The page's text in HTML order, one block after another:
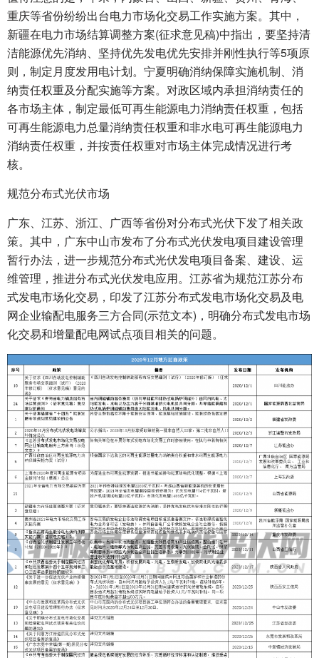
重庆等省份纷纷出台电力市场化交易工作实施方案。其中，
新疆在电力市场结算调整方案(征求意见稿)中指出，要坚持清
洁能源优先消纳、坚持优先发电优先安排并刚性执行等5项原
则，制定月度发用电计划。宁夏明确消纳保障实施机制、消
纳责任权重及分配实施等方案。对政区域内承担消纳责任的
各市场主体，制定最低可再生能源电力消纳责任权重，包括
可再生能源电力总量消纳责任权重和非水电可再生能源电力
消纳责任权重，并按责任权重对市场主体完成情况进行考
核。
规范分布式光伏市场
广东、江苏、浙江、广西等省份对分布式光伏下发了相关政
策。其中，广东中山市发布了分布式光伏发电项目建设管理
暂行办法，进一步规范分布式光伏发电项目备案、建设、运
维管理，推进分布式光伏发电应用。江苏省为规范江苏分布
式发电市场化交易，印发了江苏分布式发电市场化交易及电
网企业输配电服务三方合同(示范文本)，明确分布式发电市场
化交易和增量配电网试点项目相关的问题。